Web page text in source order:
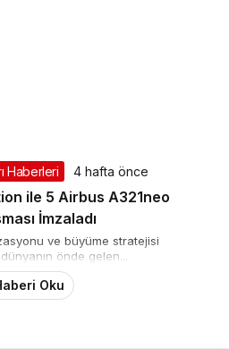
Haberleri 4 hafta önce
ile 5 Airbus A321neo
İmzaladı
ve büyüme stratejisi
önde gelen...
Oku